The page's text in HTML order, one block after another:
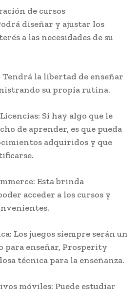
de cursos
diseñar y ajustar los
a las necesidades de su
la libertad de enseñar
su propia rutina.
Si hay algo que le
de aprender, es que pueda
adquiridos y que
Esta brinda
acceder a los cursos y
Los juegos siempre serán un
para enseñar, Prosperity
técnica para la enseñanza.
móviles: Puede estudiar